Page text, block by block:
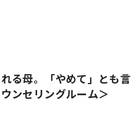
る母。「やめて」とも言
ンセリングルーム＞